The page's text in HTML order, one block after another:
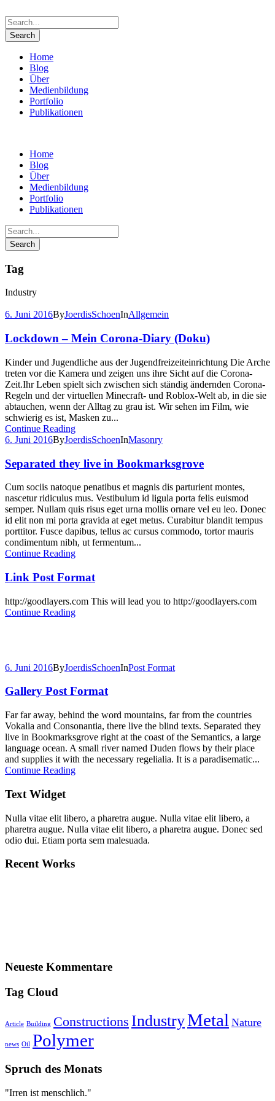
Home
Blog
Über
Medienbildung
Portfolio
Publikationen
Home
Blog
Über
Medienbildung
Portfolio
Publikationen
Tag
Industry
6. Juni 2016ByJoerdisSchoenInAllgemein
Lockdown – Mein Corona-Diary (Doku)
Kinder und Jugendliche aus der Jugendfreizeiteinrichtung Die Arche
treten vor die Kamera und zeigen uns ihre Sicht auf die Corona-
Zeit.Ihr Leben spielt sich zwischen sich ständig ändernden Corona-
Regeln und der virtuellen Minecraft- und Roblox-Welt ab, in die sie
abtauchen, wenn der Alltag zu grau ist. Wir sehen im Film, wie
schwierig es ist, Masken zu...
Continue Reading
6. Juni 2016ByJoerdisSchoenInMasonry
Separated they live in Bookmarksgrove
Cum sociis natoque penatibus et magnis dis parturient montes,
nascetur ridiculus mus. Vestibulum id ligula porta felis euismod
semper. Nullam quis risus eget urna mollis ornare vel eu leo. Donec
id elit non mi porta gravida at eget metus. Curabitur blandit tempus
porttitor. Fusce dapibus, tellus ac cursus commodo, tortor mauris
condimentum nibh, ut fermentum...
Continue Reading
Link Post Format
http://goodlayers.com This will lead you to http://goodlayers.com
Continue Reading
6. Juni 2016ByJoerdisSchoenInPost Format
Gallery Post Format
Far far away, behind the word mountains, far from the countries
Vokalia and Consonantia, there live the blind texts. Separated they
live in Bookmarksgrove right at the coast of the Semantics, a large
language ocean. A small river named Duden flows by their place
and supplies it with the necessary regelialia. It is a paradisematic...
Continue Reading
Text Widget
Nulla vitae elit libero, a pharetra augue. Nulla vitae elit libero, a
pharetra augue. Nulla vitae elit libero, a pharetra augue. Donec sed
odio dui. Etiam porta sem malesuada.
Recent Works
Neueste Kommentare
Tag Cloud
Article Building Constructions IndustryMetal Nature
news Oil Polymer
Spruch des Monats
"Irren ist menschlich."